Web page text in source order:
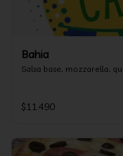
Bahia
Salsa base, mozzarella,
$11.490